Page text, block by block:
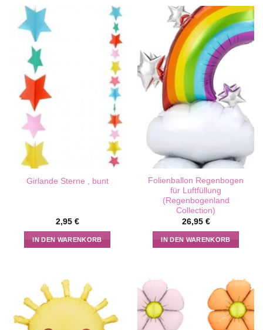
Girlande Sterne , bunt
2,95 €
IN DEN WARENKORB
Folienballon Regenbogen
für Luftfüllung
(Regenbogenland
Collection)
26,95 €
IN DEN WARENKORB